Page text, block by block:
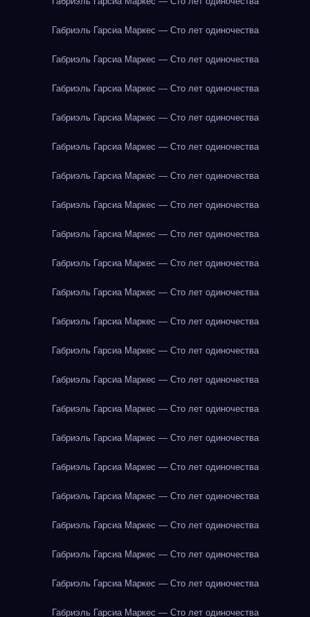
Габриэль Гарсиа Маркес — Сто лет одиночества
Габриэль Гарсиа Маркес — Сто лет одиночества
Габриэль Гарсиа Маркес — Сто лет одиночества
Габриэль Гарсиа Маркес — Сто лет одиночества
Габриэль Гарсиа Маркес — Сто лет одиночества
Габриэль Гарсиа Маркес — Сто лет одиночества
Габриэль Гарсиа Маркес — Сто лет одиночества
Габриэль Гарсиа Маркес — Сто лет одиночества
Габриэль Гарсиа Маркес — Сто лет одиночества
Габриэль Гарсиа Маркес — Сто лет одиночества
Габриэль Гарсиа Маркес — Сто лет одиночества
Габриэль Гарсиа Маркес — Сто лет одиночества
Габриэль Гарсиа Маркес — Сто лет одиночества
Габриэль Гарсиа Маркес — Сто лет одиночества
Габриэль Гарсиа Маркес — Сто лет одиночества
Габриэль Гарсиа Маркес — Сто лет одиночества
Габриэль Гарсиа Маркес — Сто лет одиночества
Габриэль Гарсиа Маркес — Сто лет одиночества
Габриэль Гарсиа Маркес — Сто лет одиночества
Габриэль Гарсиа Маркес — Сто лет одиночества
Габриэль Гарсиа Маркес — Сто лет одиночества